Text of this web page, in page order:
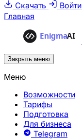
Скачать
Войти
Главная
Закрыть меню
Меню
Возможности
Тарифы
Подготовка
Для бизнеса
Telegram